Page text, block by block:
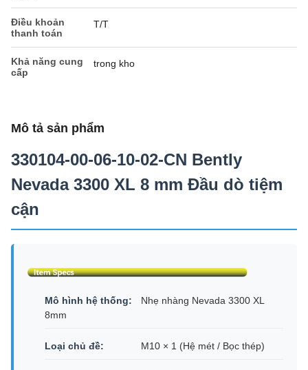
Điều khoản
thanh toán
T/T
Khả năng cung
cấp
trong kho
Mô tả sản phẩm
330104-00-06-10-02-CN Bently
Nevada 3300 XL 8 mm Đầu dò tiệm
cận
Mô hình hệ thống:
Nhẹ nhàng Nevada 3300 XL
8mm
Loại chủ đề: M10 × 1 (Hệ mét / Bọc thép)